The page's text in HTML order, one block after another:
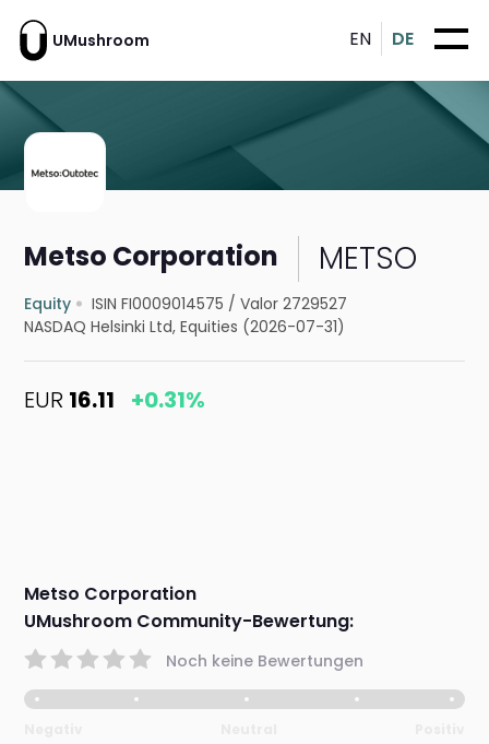
UMushroom EN DE
Metso Corporation METSO
Equity ISIN FI0009014575 /Valor 2729527
NASDAQ Helsinki Ltd, Equities (2026-07-31)
EUR 16.11 +0.31%
Metso Corporation
UMushroom Community-Bewertung:
Noch keine Bewertungen